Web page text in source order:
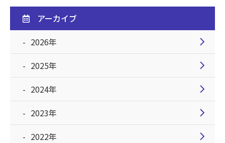
アーカイブ
2026年
chevron_right
2025年 chevron_right
2024年 chevron_right
2023年 chevron_right
2022年 chevron_right